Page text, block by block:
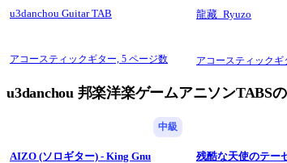
u3danchou Guitar TAB
アコースティックギター, 5 ページ数
龍藏_Ryuzo
アコースティック
u3danchou 邦楽洋楽ゲームアニソンTABS
中級
AIZO (ソロギター) - King Gnu
残酷な天使のテー